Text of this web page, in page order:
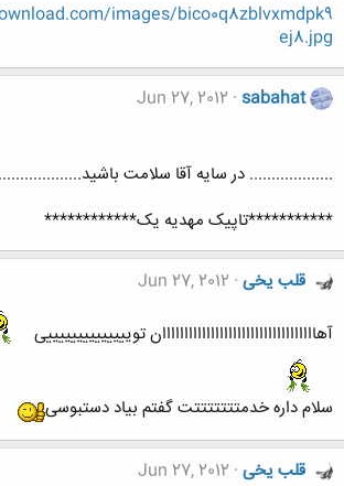
images/bico0q8zblvxmdpk9
ej8.jpg
sabahat
Jun 27, 2012
................... در سایه آقا سلامت باشید...................
***********تاپیک مهدیه یک************
قلب یخی Jun 27, 2012
آهااااااااااااااااااااااااااااااااااان توییییییییییییییی
سلام داره خدمتتتتتتتت گفتم بیاد دستبوسی
قلب یخی Jun 27, 2012